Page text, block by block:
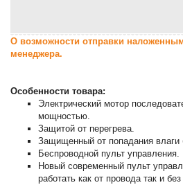
О возможности отправки
менеджера.
Особенности товара:
Электрический мотор
мощностью.
Защитой от перегрева.
Защищенный от попадания влаги
Беспроводной пульт управления.
Новый современный пульт
работать как от провода так и